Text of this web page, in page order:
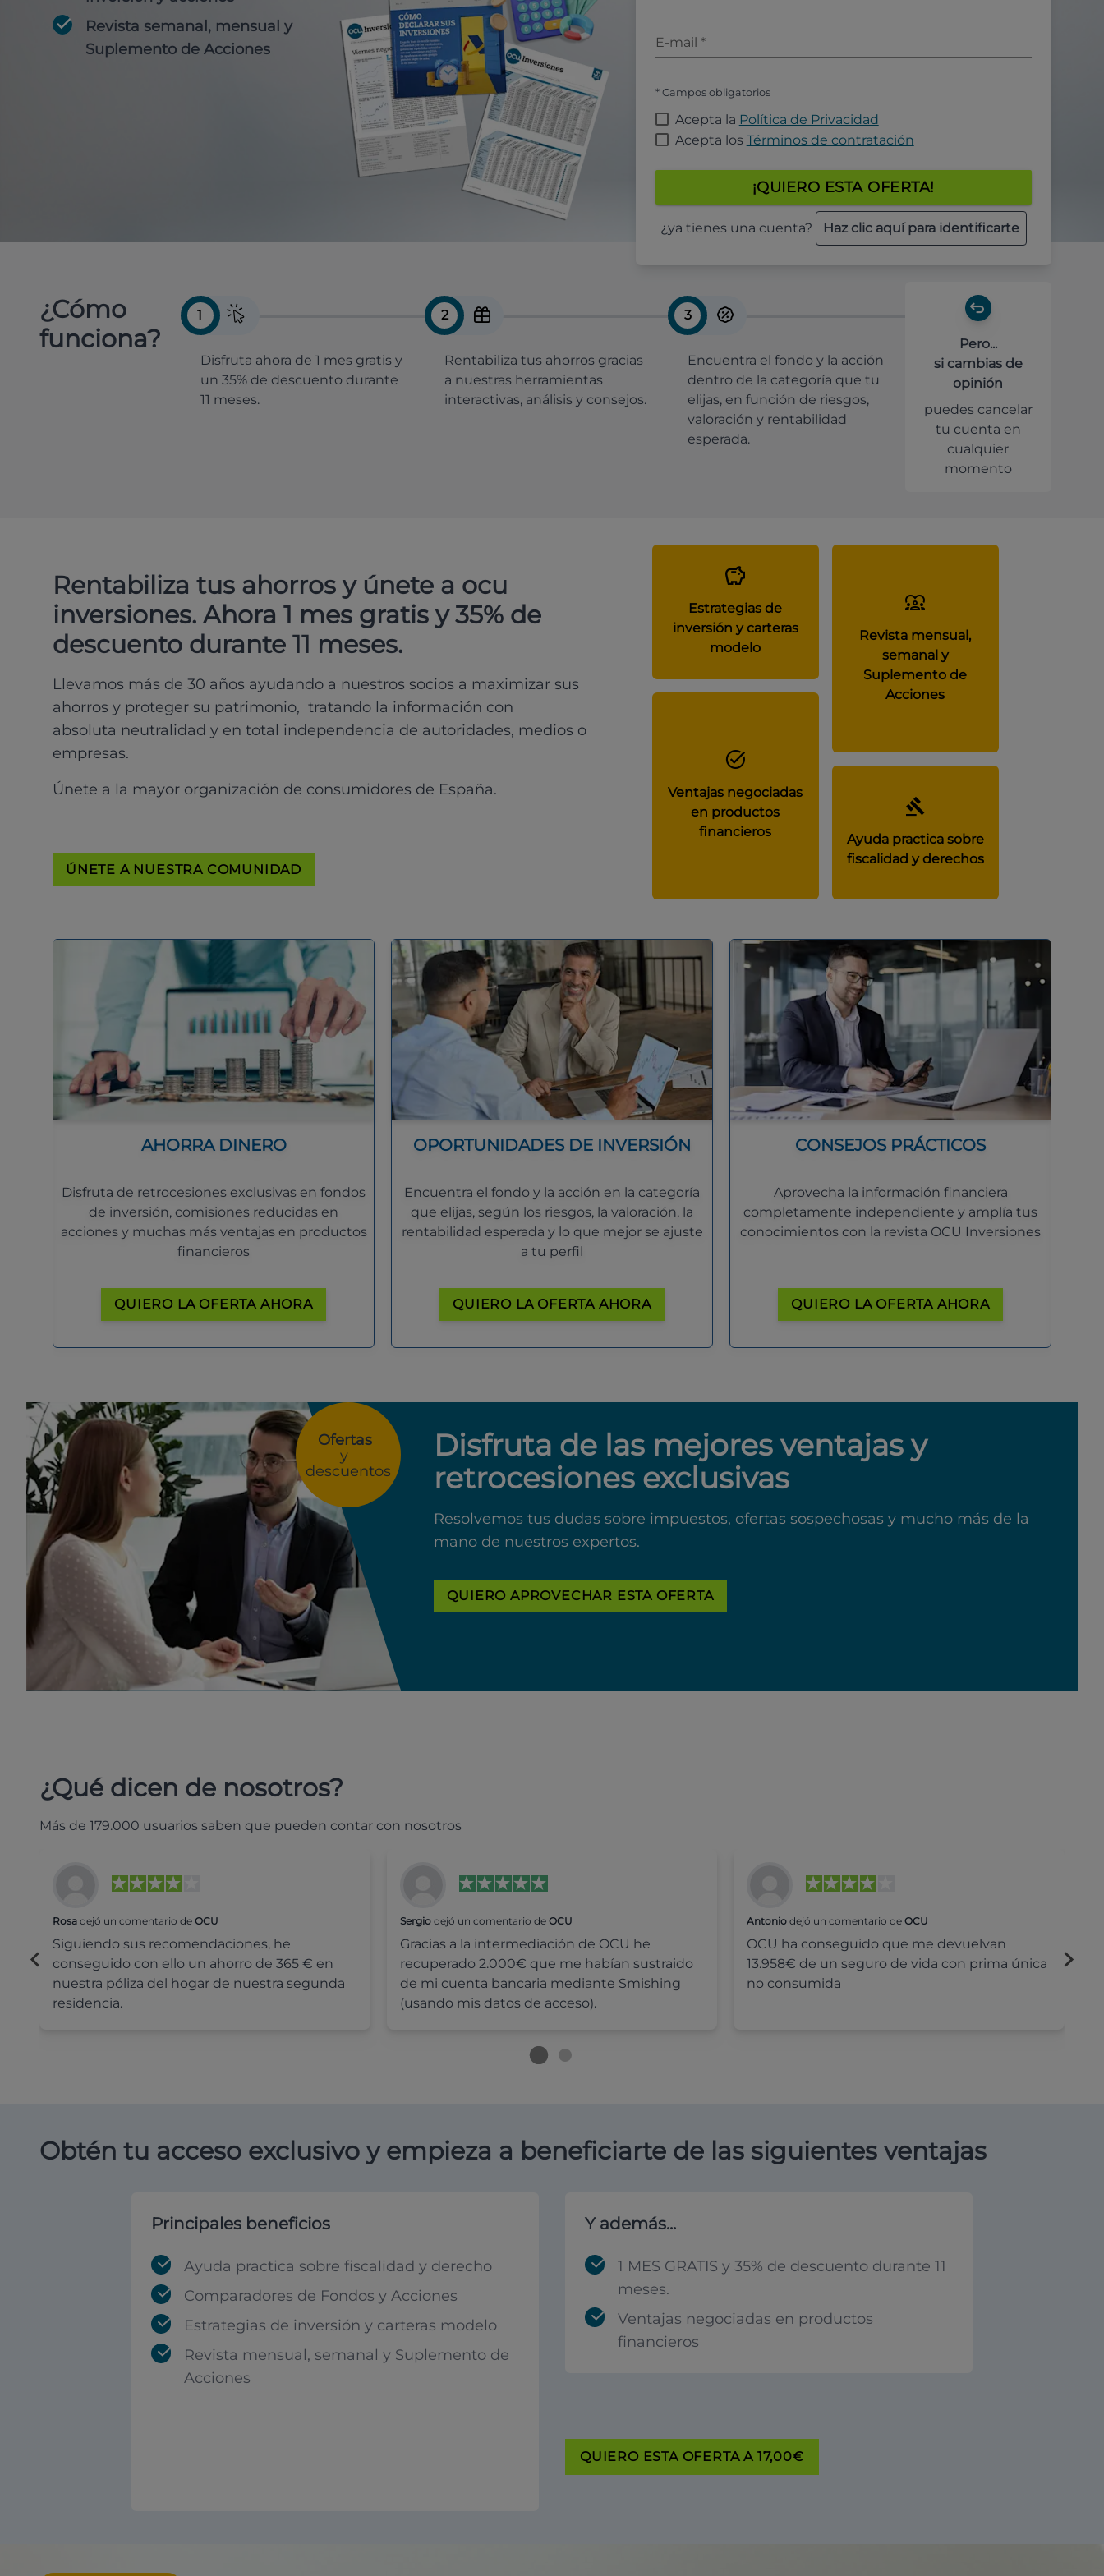
Revista semanal, mensual y
Suplemento de Acciones
E-mail *
* Campos obligatorios
Acepta la Política de Privacidad
Acepta los Términos de contratación
¡QUIERO ESTA OFERTA!
¿ya tienes una cuenta? Haz clic aquí para identificarte
¿Cómo
funciona?
1
Disfruta ahora de 1 mes gratis y
un 35% de descuento durante
11 meses.
2
Rentabiliza tus ahorros gracias
a nuestras herramientas
interactivas, análisis y consejos.
3
Encuentra el fondo y la acción
dentro de la categoría que tu
elijas, en función de riesgos,
valoración y rentabilidad
esperada.
Pero...
si cambias de
opinión
puedes cancelar
tu cuenta en
cualquier
momento
Rentabiliza tus ahorros y únete a ocu
inversiones. Ahora 1 mes gratis y 35% de
descuento durante 11 meses.
Llevamos más de 30 años ayudando a nuestros socios a maximizar sus
ahorros y proteger su patrimonio, tratando la información con
absoluta neutralidad y en total independencia de autoridades, medios o
empresas.
Únete a la mayor organización de consumidores de España.
ÚNETE A NUESTRA COMUNIDAD
Estrategias de
inversión y carteras
modelo
Revista mensual,
semanal y
Suplemento de
Acciones
Ventajas negociadas
en productos
financieros
Ayuda practica sobre
fiscalidad y derechos
AHORRA DINERO
Disfruta de retrocesiones exclusivas en fondos
de inversión, comisiones reducidas en
acciones y muchas más ventajas en productos
financieros
QUIERO LA OFERTA AHORA
OPORTUNIDADES DE INVERSIÓN
Encuentra el fondo y la acción en la categoría
que elijas, según los riesgos, la valoración, la
rentabilidad esperada y lo que mejor se ajuste
a tu perfil
QUIERO LA OFERTA AHORA
CONSEJOS PRÁCTICOS
Aprovecha la información financiera
completamente independiente y amplía tus
conocimientos con la revista OCU Inversiones
QUIERO LA OFERTA AHORA
Ofertas
y
descuentos
Disfruta de las mejores ventajas y
retrocesiones exclusivas
Resolvemos tus dudas sobre impuestos, ofertas sospechosas y mucho más de la
mano de nuestros expertos.
QUIERO APROVECHAR ESTA OFERTA
¿Qué dicen de nosotros?
Más de 179.000 usuarios saben que pueden contar con nosotros
Rosa dejó un comentario de OCU
Siguiendo sus recomendaciones, he
conseguido con ello un ahorro de 365 € en
nuestra póliza del hogar de nuestra segunda
residencia.
Sergiodejó un comentario de OCU
Gracias a la intermediación de OCU he
recuperado 2.000€ que me habían sustraido
de mi cuenta bancaria mediante Smishing
(usando mis datos de acceso).
Antonio dejó un comentario deOCU
OCU ha conseguido que me devuelvan
13.958€ de un seguro de vida con prima única
no consumida
Obtén tu acceso exclusivo y empieza a beneficiarte de las siguientes ventajas
Principales beneficios
Ayuda practica sobre fiscalidad y derecho
Comparadores de Fondos y Acciones
Estrategias de inversión y carteras modelo
Revista mensual, semanal y Suplemento de
Acciones
Y además...
1 MES GRATIS y 35% de descuento durante 11
meses.
Ventajas negociadas en productos
financieros
QUIERO ESTA OFERTA A 17,00€